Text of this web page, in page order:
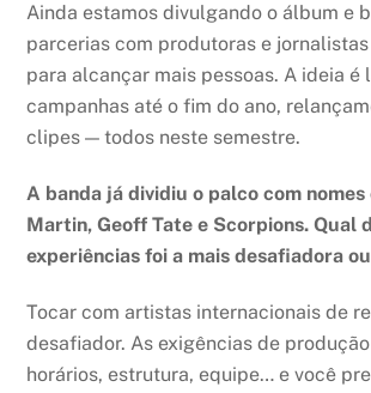
Ainda estamos divulgando o álbum e
parcerias com produtoras e
para alcançar mais pessoas. A ideia é
campanhas até o fim do ano,
clipes — todos neste semestre.
A banda já dividiu o palco com nomes
Martin, Geoff Tate e Scorpions. Qual
experiências foi a mais desafiadora
Tocar com artistas internacionais de
desafiador. As exigências de
horários, estrutura, equipe… e você